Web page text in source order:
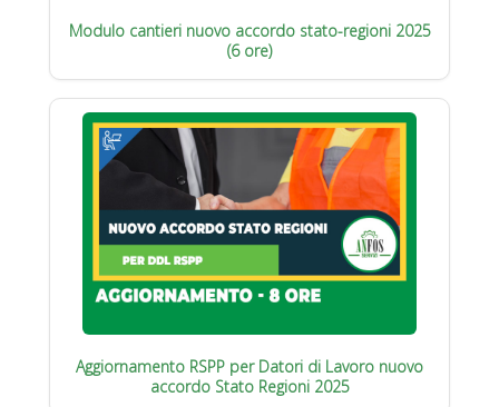
Modulo cantieri nuovo accordo stato-regioni 2025
(6 ore)
Aggiornamento RSPP per Datori di Lavoro nuovo
accordo Stato Regioni 2025